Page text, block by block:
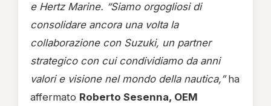
e Hertz Marine. “Siamo orgogliosi di
consolidare ancora una volta la
collaborazione con Suzuki, un partner
strategico con cui condividiamo da anni
valori e visione nel mondo della nautica,”ha
affermato Roberto Sesenna, OEM